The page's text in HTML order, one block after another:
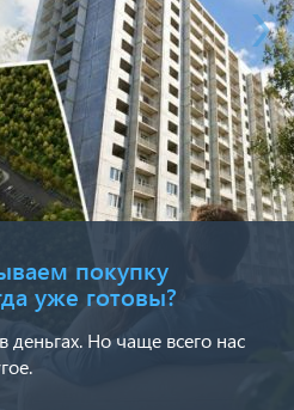
покупку
уже готовы?
деньгах. Но чаще всего нас